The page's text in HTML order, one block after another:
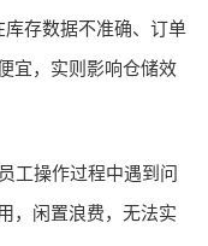
存数据不准确、订单
宜，实则影响仓储效
工操作过程中遇到问
，闲置浪费，无法实